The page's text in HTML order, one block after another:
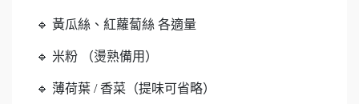
🔹 黃瓜絲、紅蘿蔔絲 各適量
🔹 米粉 （燙熟備用）
🔹 薄荷葉 / 香菜（提味可省略）